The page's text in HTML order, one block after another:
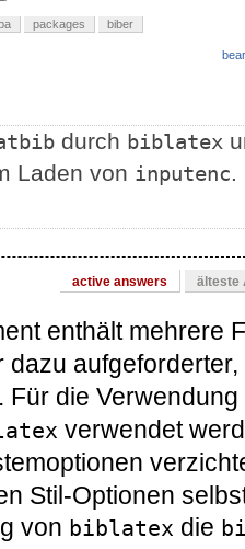
packages biber
durch biblatex
Laden von inputenc.
active answers älteste
enthält mehrere
dazu aufgeforderter,
Für die
verwendet
Stil-Optionen
von biblatex die